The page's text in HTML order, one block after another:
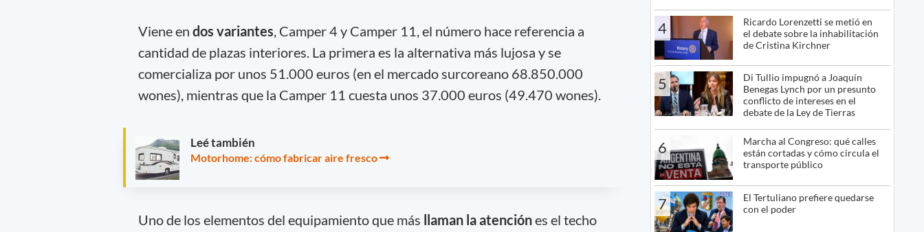
Viene en dos variantes, Camper 4 y Camper 11, el número hace referencia a
cantidad de plazas interiores. La primera es la alternativa más lujosa y se
comercializa por unos 51.000 euros (en el mercado surcoreano 68.850.000
wones), mientras que la Camper 11 cuesta unos 37.000 euros (49.470 wones).
Leé también
Motorhome: cómo fabricar aire fresco
Uno de los elementos del equipamiento que más llaman la atenciónes el techo
4
Ricardo Lorenzetti se metió en
el debate sobre la inhabilitación
de Cristina Kirchner
5
Di Tullio impugnó a Joaquín
Benegas Lynch por un presunto
conflicto de intereses en el
debate de la Ley de Tierras
6
Marcha al Congreso: qué calles
están cortadas y cómo circula el
transporte público
7
El Tertuliano prefiere quedarse
con el poder